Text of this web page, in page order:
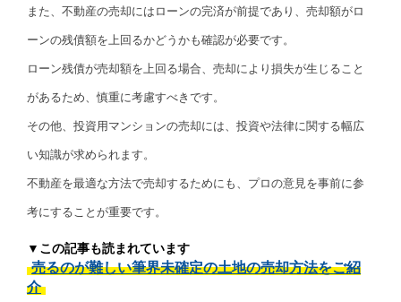
また、不動産の売却にはローンの完済が前提であり、売却額がロ
ーンの残債額を上回るかどうかも確認が必要です。
ローン残債が売却額を上回る場合、売却により損失が生じること
があるため、慎重に考慮すべきです。
その他、投資用マンションの売却には、投資や法律に関する幅広
い知識が求められます。
不動産を最適な方法で売却するためにも、プロの意見を事前に参
考にすることが重要です。
▼この記事も読まれています
売るのが難しい筆界未確定の土地の売却方法をご紹
介